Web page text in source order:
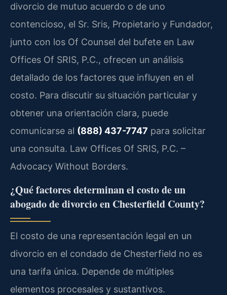
divorcio de mutuo acuerdo o de uno
contencioso, el Sr. Sris, Propietario y Fundador,
junto con los Of Counsel del bufete en Law
Offices Of SRIS, P.C., ofrecen un análisis
detallado de los factores que influyen en el
costo. Para discutir su situación particular y
obtener una orientación clara, puede
comunicarse al (888) 437-7747 para solicitar
una consulta. Law Offices Of SRIS, P.C. –
Advocacy Without Borders.
¿Qué factores determinan el costo de un
abogado de divorcio en Chesterfield County?
El costo de una representación legal en un
divorcio en el condado de Chesterfield no es
una tarifa única. Depende de múltiples
elementos procesales y sustantivos.